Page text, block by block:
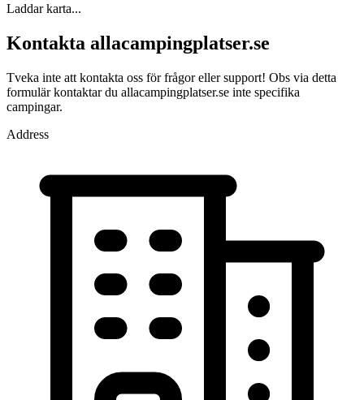
Laddar karta...
Kontakta allacampingplatser.se
Tveka inte att kontakta oss för frågor eller support! Obs via detta
formulär kontaktar du allacampingplatser.se inte specifika
campingar.
Address